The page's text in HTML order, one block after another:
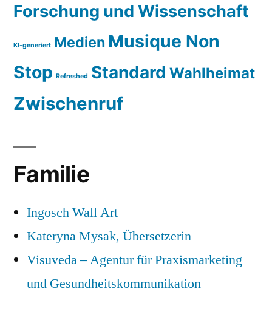
Forschung und Wissenschaft
KI-generiert Medien Musique Non
Stop Refreshed Standard Wahlheimat
Zwischenruf
Familie
Ingosch Wall Art
Kateryna Mysak, Übersetzerin
Visuveda – Agentur für Praxismarketing
und Gesundheitskommunikation